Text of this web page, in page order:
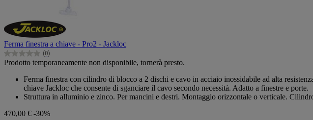
Ferma finestra a chiave - Pro2 - Jackloc
(0)
0.0
su
Prodotto temporaneamente non disponibile, tornerà presto.
Ferma finestra con cilindro di blocco a 2 dischi e cavo in acciaio inossidabile ad alta
chiave Jackloc che consente di sganciare il cavo secondo necessità. Adatto a finestre e porte.
Struttura in alluminio e zinco. Per mancini e destri. Montaggio orizzontale o verticale.
470,00 € -30%